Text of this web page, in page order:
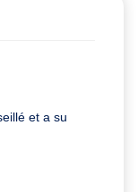
et a su